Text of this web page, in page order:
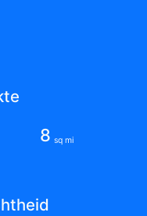
8 sq mi